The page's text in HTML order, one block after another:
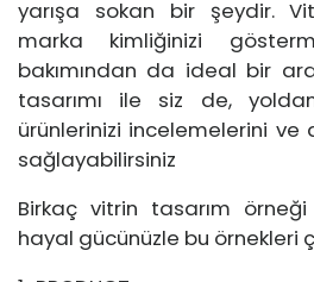
yarışa sokan bir şeydir.
marka kimliğinizi
bakımından da ideal bir
tasarımı ile siz de,
ürünlerinizi incelemelerini ve
sağlayabilirsiniz
Birkaç vitrin tasarım örneği
hayal gücünüzle bu örnekleri